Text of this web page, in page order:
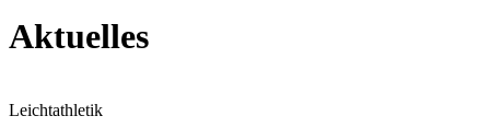
Aktuelles
Leichtathletik